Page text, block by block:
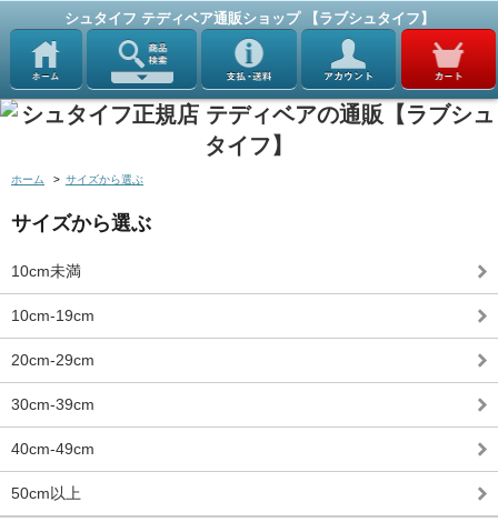
シュタイフ テディベア通販ショップ 【ラブシュタイフ】
ホーム > サイズから選ぶ
サイズから選ぶ
10cm未満
10cm-19cm
20cm-29cm
30cm-39cm
40cm-49cm
50cm以上